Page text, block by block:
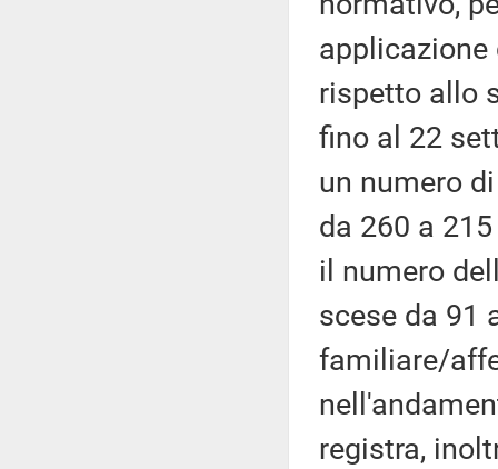
rispetto allo
fino al 22
un numero
da 260 a
il numero
scese da 91
familiare/
registra,